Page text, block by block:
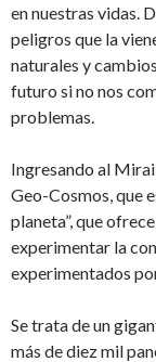
en nuestras vidas.
peligros que la
naturales y
futuro si no nos
problemas.
Ingresando al
Geo-Cosmos, que
planeta”, que
experimentar la
experimentados
Se trata de un
más de diez mil